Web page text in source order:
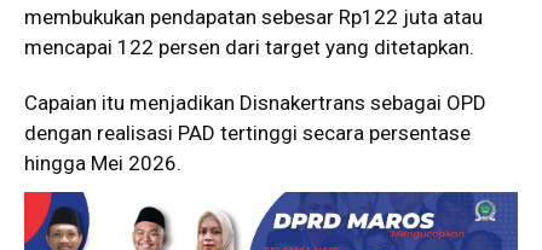
membukukan pendapatan sebesar Rp122 juta atau
mencapai 122 persen dari target yang ditetapkan.
Capaian itu menjadikan Disnakertrans sebagai OPD
dengan realisasi PAD tertinggi secara persentase
hingga Mei 2026.